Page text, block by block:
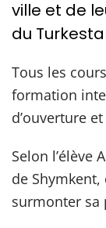
ville et de
du
Tous les
formation
d’ouverture
Selon l’élève
de Shymkent,
surmonter sa